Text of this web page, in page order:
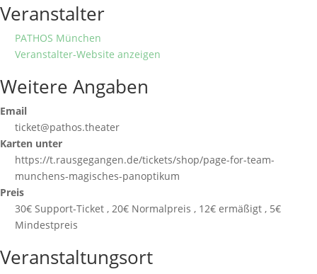
Veranstalter
PATHOS München
Veranstalter-Website anzeigen
Weitere Angaben
Email
ticket@pathos.theater
Karten unter
https://t.rausgegangen.de/tickets/shop/page-for-team-
munchens-magisches-panoptikum
Preis
30€ Support-Ticket , 20€ Normalpreis , 12€ ermäßigt , 5€
Mindestpreis
Veranstaltungsort